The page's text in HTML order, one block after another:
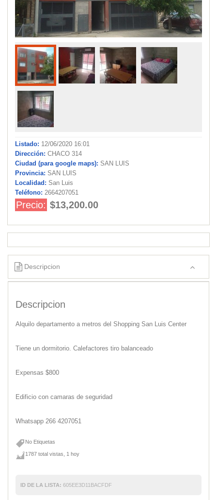
Listado: 12/06/2020 16:01
Dirección: CHACO 314
Ciudad (para google maps): SAN LUIS
Provincia: SAN LUIS
Localidad: San Luis
Teléfono: 2664207051
Precio: $13,200.00
Descripcion
Descripcion
Alquilo departamento a metros del Shopping San Luis Center
Tiene un dormitorio. Calefactores tiro balanceado
Expensas $800
Edificio con camaras de seguridad
Whatsapp 266 4207051
No Etiquetas
1787 total vistas, 1 hoy
ID DE LA LISTA: 605EE3D11BACFDF